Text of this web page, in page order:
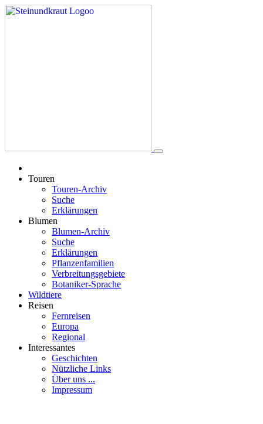
Touren
Touren-Archiv
Suche
Erklärungen
Blumen
Blumen-Archiv
Suche
Erklärungen
Pflanzenfamilien
Verbreitungsgebiete
Botaniker-Sprache
Wildtiere
Reisen
Fernreisen
Europa
Regional
Interessantes
Geschichten
Nützliche Links
Über uns ...
Impressum